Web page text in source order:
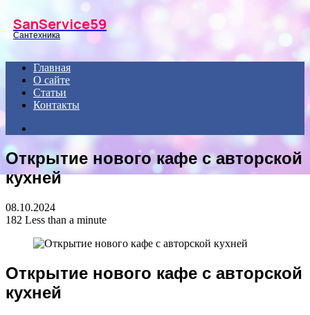
SanService59
Сантехника
Главная
О сайте
Статьи
Контакты
Открытие нового кафе с авторской
кухней
08.10.2024
182 Less than a minute
Открытие нового кафе с авторской
кухней